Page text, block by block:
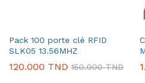
Pack 100 porte clé RFID
SLK05 13.56MHZ
120.000 TND 150.000TND